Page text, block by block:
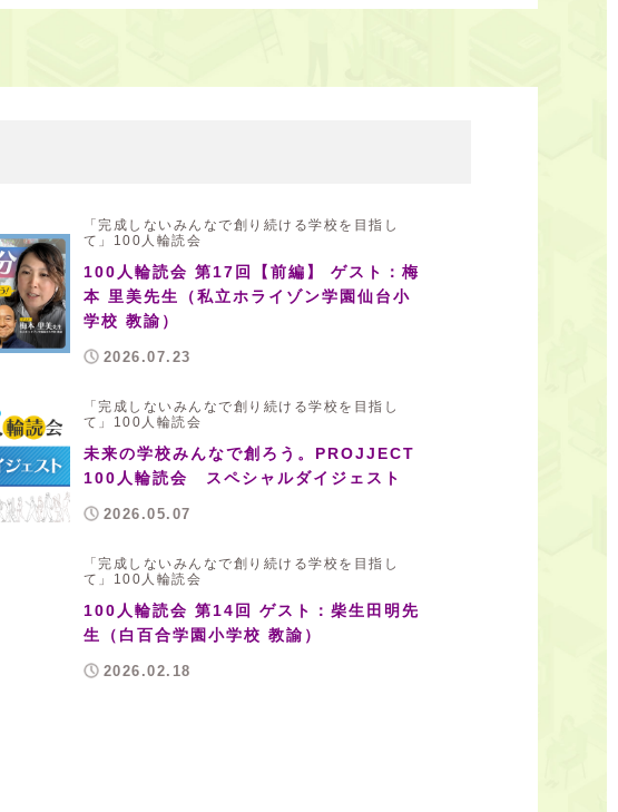
「完成しないみんなで創り続ける学校を目指し
て」100人輪読会
100人輪読会 第17回【前編】 ゲスト：梅
本 里美先生（私立ホライゾン学園仙台小
学校 教諭）
2026.07.23
「完成しないみんなで創り続ける学校を目指し
て」100人輪読会
未来の学校みんなで創ろう。PROJJECT
100人輪読会 スペシャルダイジェスト
2026.05.07
「完成しないみんなで創り続ける学校を目指し
て」100人輪読会
100人輪読会 第14回 ゲスト：柴生田明先
生（白百合学園小学校 教諭）
2026.02.18